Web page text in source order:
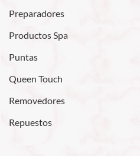
Preparadores
Productos Spa
Puntas
Queen Touch
Removedores
Repuestos